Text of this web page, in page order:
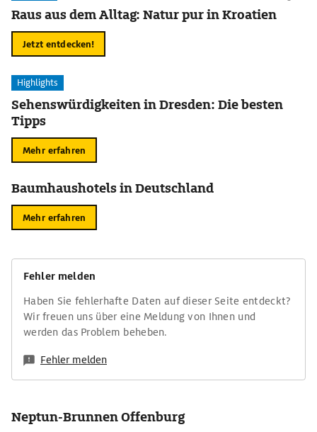
Raus aus dem Alltag: Natur pur in Kroatien
Jetzt entdecken!
Highlights
Sehenswürdigkeiten in Dresden: Die besten
Tipps
Mehr erfahren
Baumhaushotels in Deutschland
Mehr erfahren
Fehler melden
Haben Sie fehlerhafte Daten auf dieser Seite entdeckt?
Wir freuen uns über eine Meldung von Ihnen und
werden das Problem beheben.
Fehler melden
Neptun-Brunnen Offenburg